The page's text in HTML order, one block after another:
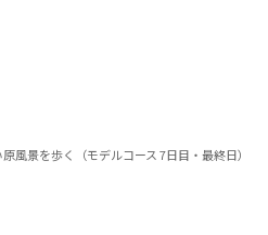
風景を歩く（モデルコース 7日目・最終日）